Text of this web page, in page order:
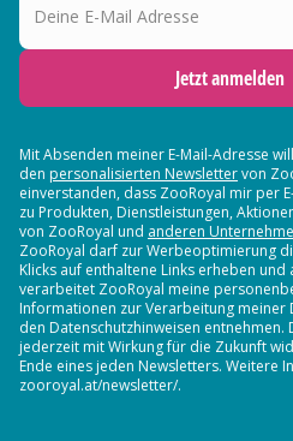
Jetzt anmelden
Mit Absenden meiner E-Mail-Adresse
den personalisierten Newslettervon
einverstanden, dass ZooRoyal mir per
zu Produkten, Dienstleistungen,
von ZooRoyal und anderen
ZooRoyal darf zur Werbeoptimierung
Klicks auf enthaltene Links erheben
verarbeitet ZooRoyal meine
Informationen zur Verarbeitung meiner
den Datenschutzhinweisen entnehmen.
jederzeit mit Wirkung für die Zukunft
Ende eines jeden Newsletters. Weitere
zooroyal.at/newsletter/.